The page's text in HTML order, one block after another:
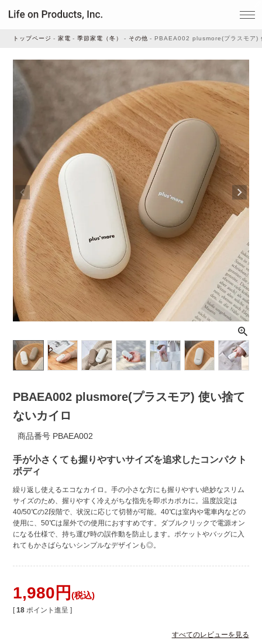
家事・生活雑貨
ルームフレグランス
ビューティー
デジタル雑貨
ライト・シーリングファン
アクセサリー・消耗品
アウトレット
トップページ 家電 季節家電（冬） その他 PBAEA002 plusmore(プラスモア)
PBAEA002 plusmore(プラスモア) 使い捨て
ないカイロ
商品番号 PBAEA002
手が小さくても握りやすいサイズを追求したコンパクト
ボディ
繰り返し使えるエコなカイロ。手の小さな方にも握りやすい絶妙なスリム
サイズのため、握りやすく冷えがちな指先を即ポカポカに。温度設定は
40/50℃の2段階で、状況に応じて切替が可能。40℃は室内や電車内などの
使用に、50℃は屋外での使用におすすめです。ダブルクリックで電源オン
になる仕様で、持ち運び時の誤作動を防止します。ポケットやバッグに入
れてもかさばらないシンプルなデザインも◎。
1,980 税込
[ 18 ポイント進呈 ]
すべてのレビューを見る